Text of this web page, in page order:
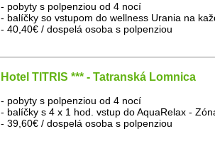
- pobyty s polpenziou od 4 nocí
- balíčky so vstupom do wellness Urania na
- 40,40€ / dospelá osoba s polpenziou
Hotel TITRIS *** - Tatranská Lomnica
- pobyty s polpenziou od 4 nocí
- balíčky s 4 x 1 hod. vstup do AquaRelax -
- 39,60€ / dospelá osoba s polpenziou